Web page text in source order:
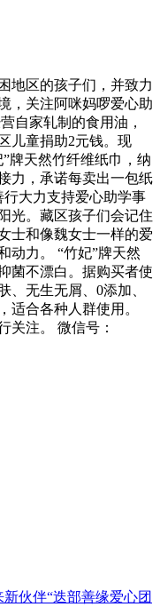
地区的孩子们，并致力
，关注阿咪妈啰爱心助
自家轧制的食用油，
儿童捐助2元钱。现
牌天然竹纤维纸巾，纳
力，承诺每卖出一包纸
大力支持爱心助学事
光。藏区孩子们会记住
士和像魏女士一样的爱
动力。 “竹妃”牌天然
菌不漂白。据购买者使
、无生无屑、0添加、
适合各种人群使用。
关注。 微信号：
伙伴“迭部善缘爱心团